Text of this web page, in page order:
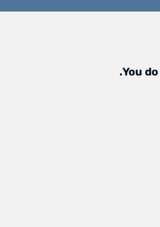
You